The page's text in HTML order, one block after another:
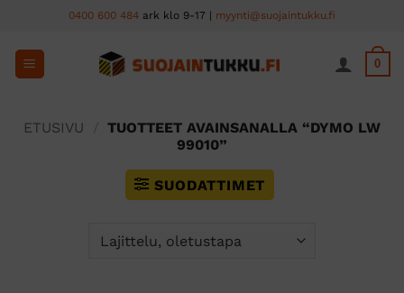
content
0400 600 484 ark klo 9-17 | myynti@suojaintukku.fi
0
ETUSIVU
TUOTTEET AVAINSANALLA “DYMO LW
99010”
SUODATTIMET